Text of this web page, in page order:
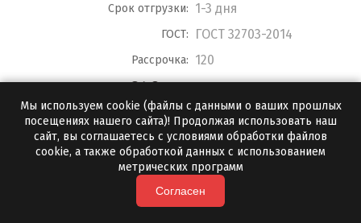
Срок отгрузки: 1-3 дня
ГОСТ: ГОСТ 32703-2014
Рассрочка: 120
640
ПОДРОБНЕЕ
Мы используем cookie (файлы с данными о ваших прошлых
посещениях нашего сайта)! Продолжая использовать наш
сайт, вы соглашаетесь с условиями обработки файлов
cookie, а также обработкой данных с использованием
метрических программ
Согласен